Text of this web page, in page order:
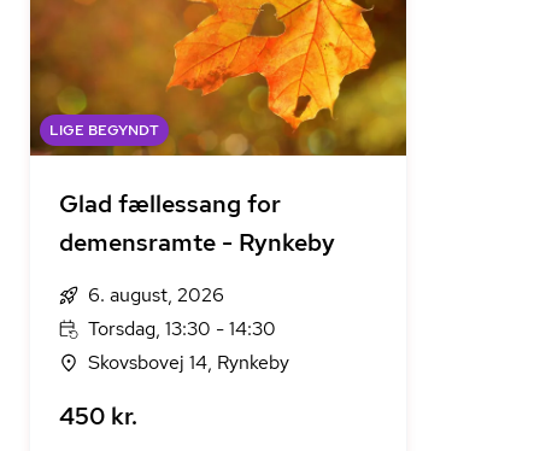
LIGE BEGYNDT
Glad fællessang for
demensramte - Rynkeby
6. august, 2026
Torsdag, 13:30 - 14:30
Skovsbovej 14, Rynkeby
450 kr.